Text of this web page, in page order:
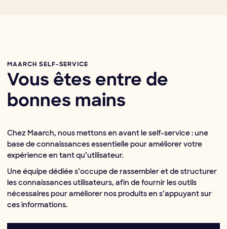
MAARCH SELF-SERVICE
Vous êtes entre de
bonnes mains
Chez Maarch, nous mettons en avant le self-service : une
base de connaissances essentielle pour améliorer votre
expérience en tant qu’utilisateur.
Une équipe dédiée s’occupe de rassembler et de structurer
les connaissances utilisateurs, afin de fournir les outils
nécessaires pour améliorer nos produits en s’appuyant sur
ces informations.